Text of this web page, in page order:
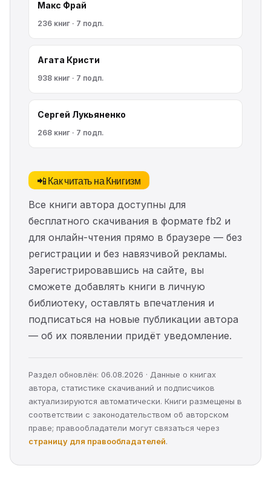
Макс Фрай
236 книг · 7 подп.
Агата Кристи
938 книг · 7 подп.
Сергей Лукьяненко
268 книг · 7 подп.
📲 Как читать на Книгизм
Все книги автора доступны для
бесплатного скачивания в формате fb2 и
для онлайн-чтения прямо в браузере — без
регистрации и без навязчивой рекламы.
Зарегистрировавшись на сайте, вы
сможете добавлять книги в личную
библиотеку, оставлять впечатления и
подписаться на новые публикации автора
— об их появлении придёт уведомление.
Раздел обновлён: 06.08.2026 · Данные о книгах
автора, статистике скачиваний и подписчиков
актуализируются автоматически. Книги размещены в
соответствии с законодательством об авторском
праве; правообладатели могут связаться через
страницу для правообладателей.